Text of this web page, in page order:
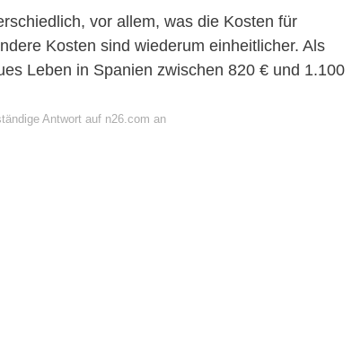
vor allem, was die Kosten für
Kosten sind wiederum einheitlicher. Als
Leben in Spanien zwischen 820 € und 1.100
Antwort auf n26.com an